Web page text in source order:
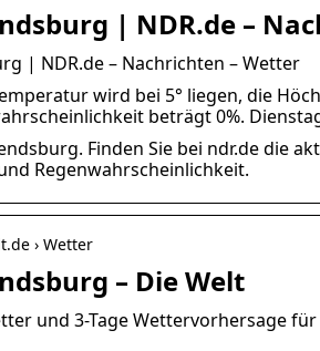
| NDR.de –
| NDR.de – Nachrichten – Wetter
wird bei 5° liegen, die
beträgt 0%.
Finden Sie bei ndr.de die
Regenwahrscheinlichkeit.
› Wetter
– Die Welt
und 3-Tage Wettervorhersage